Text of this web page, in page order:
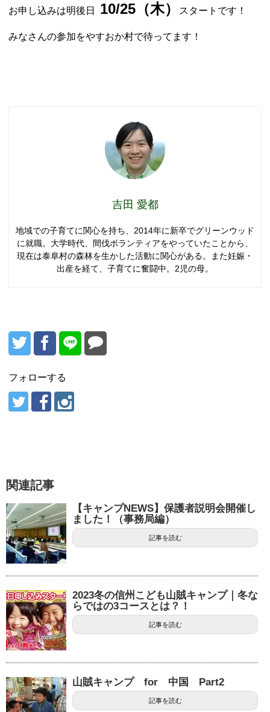
お申し込みは明後日 10/25（木） スタートです！
みなさんの参加をやすおか村で待ってます！
吉田 愛都
地域での子育てに関心を持ち、2014年に新卒でグリーンウッド
に就職。大学時代、間伐ボランティアをやっていたことから、
現在は泰阜村の森林を生かした活動に関心がある。また妊娠・
出産を経て、子育てに奮闘中。2児の母。
フォローする
関連記事
【キャンプNEWS】保護者説明会開催し
ました！（事務局編）
記事を読む
2023冬の信州こども山賊キャンプ｜冬な
らではの3コースとは？！
記事を読む
山賊キャンプ for 中国 Part2
記事を読む